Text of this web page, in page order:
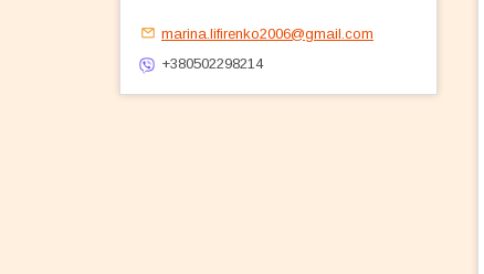
marina.lifirenko2006@gmail.com
+380502298214